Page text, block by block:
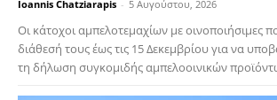
Ioannis Chatziarapis - 5 Αυγούστου, 2026
Οι κάτοχοι αμπελοτεμαχίων με οινοποιήσιμες
διάθεσή τους έως τις 15 Δεκεμβρίου για να
τη δήλωση συγκομιδής αμπελοοινικών